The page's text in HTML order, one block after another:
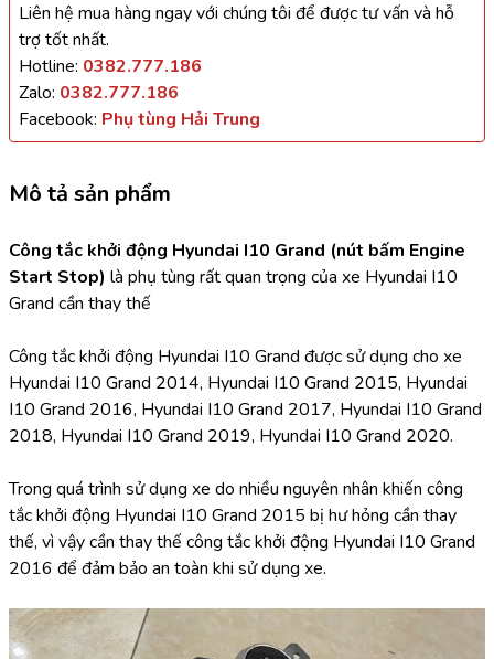
Liên hệ mua hàng ngay với chúng tôi để được tư vấn và hỗ
trợ tốt nhất.
Hotline: 0382.777.186
Zalo: 0382.777.186
Facebook: Phụ tùng Hải Trung
Mô tả sản phẩm
Công tắc khởi động Hyundai I10 Grand (nút bấm Engine
Start Stop) là phụ tùng rất quan trọng của xe Hyundai I10
Grand cần thay thế
Công tắc khởi động Hyundai I10 Grand được sử dụng cho xe
Hyundai I10 Grand 2014, Hyundai I10 Grand 2015, Hyundai
I10 Grand 2016, Hyundai I10 Grand 2017, Hyundai I10 Grand
2018, Hyundai I10 Grand 2019, Hyundai I10 Grand 2020.
Trong quá trình sử dụng xe do nhiều nguyên nhân khiến công
tắc khởi động Hyundai I10 Grand 2015 bị hư hỏng cần thay
thế, vì vậy cần thay thế công tắc khởi động Hyundai I10 Grand
2016 để đảm bảo an toàn khi sử dụng xe.